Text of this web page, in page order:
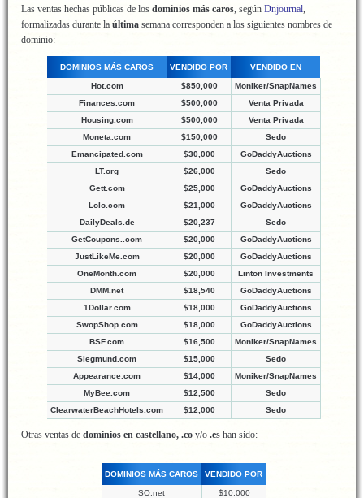
Las ventas hechas públicas de los dominios más caros, según Dnjournal,
formalizadas durante la última semana corresponden a los siguientes nombres de
dominio:
DOMINIOS MÁS CAROS VENDIDO POR VENDIDO EN
Hot.com $850,000
Moniker/SnapNames
Finances.com
$500,000
Venta Privada
Housing.com
$500,000
Venta Privada
Moneta.com
$150,000
Sedo
Emancipated.com
$30,000
GoDaddyAuctions
LT.org
$26,000
Sedo
Gett.com
$25,000
GoDaddyAuctions
Lolo.com
$21,000
GoDaddyAuctions
DailyDeals.de
$20,237
Sedo
GetCoupons..com
$20,000
GoDaddyAuctions
JustLikeMe.com
$20,000
GoDaddyAuctions
OneMonth.com
$20,000
Linton Investments
DMM.net
$18,540
GoDaddyAuctions
1Dollar.com
$18,000
GoDaddyAuctions
SwopShop.com
$18,000
GoDaddyAuctions
BSF.com
$16,500
Moniker/SnapNames
Siegmund.com
$15,000
Sedo
Appearance.com
$14,000
Moniker/SnapNames
MyBee.com
$12,500
Sedo
ClearwaterBeachHotels.com
$12,000 Sedo
Otras ventas de dominios en castellano, .co y/o .es han sido:
DOMINIOS MÁS CAROS VENDIDO POR
SO.net
$10,000